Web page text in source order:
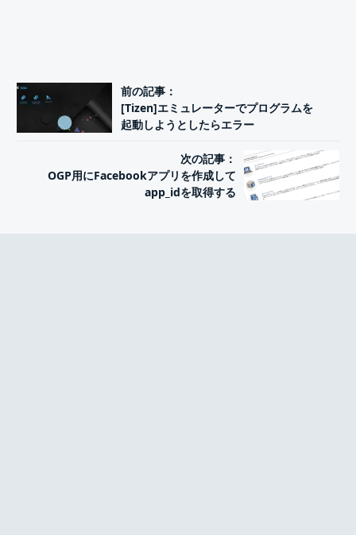
投
ナ
前の記事：
[Tizen]エミュレーターでプログラムを
起動しようとしたらエラー
次の記事：
OGP用にFacebookアプリを作成して
app_idを取得する